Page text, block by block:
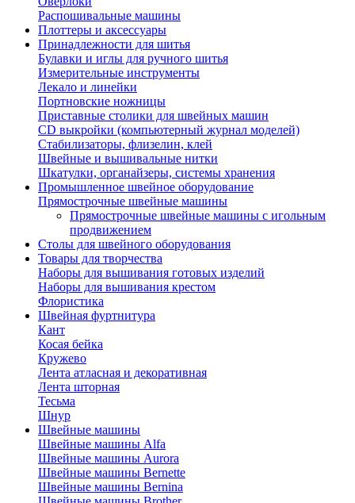
Распошивальные машины
Плоттеры и аксессуары
Принадлежности для шитья
Булавки и иглы для ручного шитья
Измерительные инструменты
Лекало и линейки
Портновские ножницы
Приставные столики для швейных машин
СD выкройки (компьютерный журнал моделей)
Стабилизаторы, флизелин, клей
Швейные и вышивальные нитки
Шкатулки, органайзеры, системы хранения
Промышленное швейное оборудование
Прямострочные швейные машины
Прямострочные швейные машины с игольным
продвижением
Столы для швейного оборудования
Товары для творчества
Наборы для вышивания готовых изделий
Наборы для вышивания крестом
Флористика
Швейная фуртнитура
Кант
Косая бейка
Кружево
Лента aтласная и декоративная
Лента шторная
Тесьма
Шнур
Швейные машины
Швейные машины Alfa
Швейные машины Aurora
Швейные машины Bernette
Швейные машины Bernina